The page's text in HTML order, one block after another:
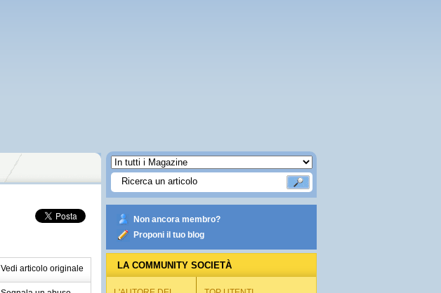
Vedi articolo originale
Non ancora membro?
Proponi il tuo blog
LA COMMUNITY SOCIETÀ